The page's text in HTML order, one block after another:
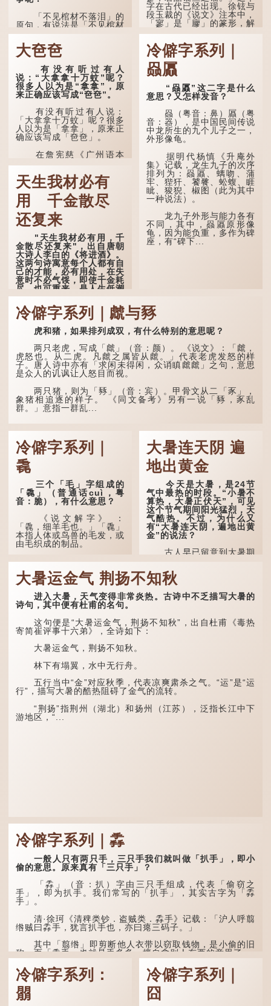
「不见棺材不落泪」的
原句，有说法是「不见棺材
不下泪」或「不见亲棺不下
泪」，出自明朝兰陵笑笑生
所著的《金瓶梅词话》第九
十八回。原意是指人未亲眼
见到亲人棺木，便不会真正
感到悲伤；后来引申为比喻
人执迷不悟，不到彻底失
败，便不肯罢休。
许多人对这上半句耳熟
能详，但它其实还有下半句
——「不到黄河心不死」...
字在古代已经出现。徐铉与
段玉裁的《说文》注本中，
「寥」是「廫」的篆形，解
·安期先生》载琊阜老人故
事，以「寥寥安期，虚质高
清」形容空虚无所事事。
唐代《艺文类聚》引晋
孙绰《表哀诗》：「寥寥空
堂，寂寂响户」...
大夿夿
有没有听过有人
说：“大拿拿十万蚊”呢？
很多人以为是“拿拿”，原
来正确应该写成“夿夿”。
有没有听过有人说：
「大拿拿十万蚊」呢？很多
人以为是「拿拿」，原来正
确应该写成「夿夿」。
在詹宪慈《广州语本
语有曰『一个银钱大夿
夿』。」
「夿」形​​容大，「一个
银钱大夿夿」，就形容金钱
数量之大了。 「大夿夿十
万蚊」，就是说十万元是一
笔大数目了。...
天生我材必有
用 千金散尽
还复来
"天生我材必有用，千
金散尽还复来"，出自唐朝
大诗人李白的《将进酒》。
这两句诗寓意每个人都有自
己的才能，必有用处，在失
意时不必气馁，即使千金耗
尽，也可重来，是人生低潮
时激励向上的名句。
原诗写道："人生得意
须尽欢，莫使金樽空对月。
天生我材必有用，千金散尽
会须一饮三百杯。" 意思是
说：上天给了我才能，必然
有用到的地方；即使千金散
去，也终会重新得到。
李白作此诗时，大约是
天宝十一年。当时他已被唐
玄宗赐金放还约八年，这期
冷僻字系列｜
赑屭
“赑屭”这二字是什么
意思？又怎样发音？
赑（粤音：鼻）屭（粤
音：器），是中国民间传说
中龙所生的九个儿子之一，
外形像龟。
据明代杨慎《升庵外
集》记载，龙生九子的次序
排列为：赑屭、螭吻、蒲
牢、狴犴、饕餮、蚣蝮、睚
眦、狻猊、椒图（此为其中
一种说法）。
龙九子外形与能力各有
不同，其中，赑屭原形像
龟，因为能负重，多作为碑
座，有“碑下...
冷僻字系列｜虤与豩
虎和猪，如果排列成双，有什么特别的意思呢？
两只老虎，写成「虤」（音：颜）。 《说文》：「虤，
虎怒也。从二虎。凡虤之属皆从虤。」代表老虎发怒的样
子。唐人诗中亦有「求闲未得闲，众诮瞋虤虤」之句，意思
是众人的讥讽让人怒目而视。
两只猪，则为「豩」（音：宾）。甲骨文从二「豕」，
象猪相追逐的样子。 《同文备考》另有一说「豩，豕乱
群。」意指一群乱...
冷僻字系列｜
毳
三个「毛」字组成的
「毳」（普通话cuì，粤
音：脆），有什么意思？
《说文解字》 ：
「毳，细羊毛也。」「毳」
本指人体或鸟兽的毛发，或
由毛织成的制品。
人体表面，例如手臂等
部位生长的细毛，也叫
「毳」，又叫「寒毛」、
「汗毛」。
医学上，「毳毛」是一
个专有名词。它指人类在儿
童时期长出的一种细小、不
易注意到却又几乎遍布全身
的毛发。毳毛的密度因人而
异，其长度则通常不会...
大暑连天阴 遍
地出黄金
今天是大暑，是24节
气中最热的时段。“小暑不
算热，大暑正伏天”，可见
这个节气期间阳光猛烈，天
气酷热。不过，为什么又
有“大暑连天阴，遍地出黄
金”的说法？
古人早已留意到大暑期
间的气候规律。 《逸周书·
时训解》记载：「大暑之
日，腐草化为萤。又五日，
土润溽暑。又五日，大雨时
行。」意思是说，大暑时节
萤火虫出生，土地湿热，常
这段时期的雨水，对农
大暑运金气 荆扬不知秋
进入大暑，天气变得非常炎热。古诗中不乏描写大暑的
诗句，其中便有杜甫的名句。
这句便是“大暑运金气，荆扬不知秋”，出自杜甫《毒热
寄简崔评事十六弟》，全诗如下：
大暑运金气，荆扬不知秋。
林下有塌翼，水中无行舟。
五行当中“金”对应秋季，代表凉爽肃杀之气。“运”是“运
行”，描写大暑的酷热阻碍了金气的流转。
“荆扬”指荆州（湖北）和扬州（江苏），泛指长江中下
游地区，“...
冷僻字系列｜掱
一般人只有两只手，三只手我们就叫做「扒手」，即小
偷的意思。原来真有「三只手」？
「掱」（音：扒）字由三只手组成，代表「偷窃之
手」，即为扒手。我们常写的「扒手」，其实古字为「掱
手」。
清·徐珂《清稗类钞．盗贼类．掱手》记载：「沪人呼翦
绺贼曰掱手，犹言扒手也，亦曰瘪三码子。」
其中「翦绺」即剪断他人衣带以窃取钱物，是小偷的旧
称。而「掱手」也就是手多多，擅自拿别人东西的意思了...
冷僻字系列：
朤
冷僻字系列｜
囧